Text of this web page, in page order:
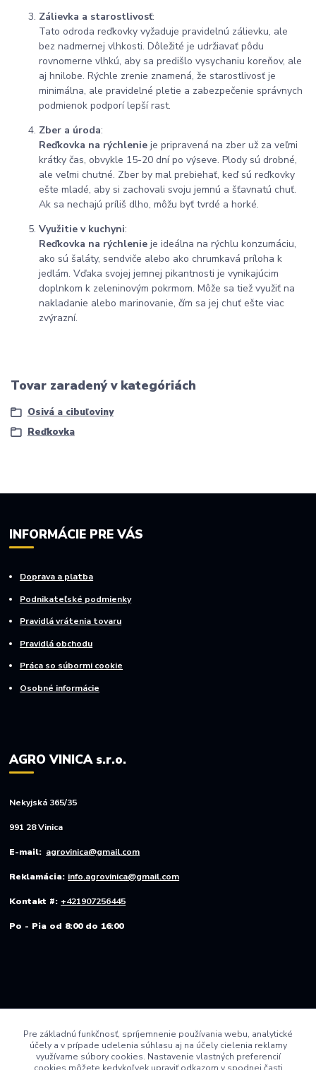
Zálievka a starostlivosť:
Tato odroda reďkovky vyžaduje pravidelnú zálievku, ale
bez nadmernej vlhkosti. Dôležité je udržiavať pôdu
rovnomerne vlhkú, aby sa predišlo vysychaniu koreňov, ale
aj hnilobe. Rýchle zrenie znamená, že starostlivosť je
minimálna, ale pravidelné pletie a zabezpečenie správnych
podmienok podporí lepší rast.
Zber a úroda:
Reďkovka na rýchlenie je pripravená na zber už za veľmi
krátky čas, obvykle 15-20 dní po výseve. Plody sú drobné,
ale veľmi chutné. Zber by mal prebiehať, keď sú reďkovky
ešte mladé, aby si zachovali svoju jemnú a šťavnatú chuť.
Ak sa nechajú príliš dlho, môžu byť tvrdé a horké.
Využitie v kuchyni:
Reďkovka na rýchlenie je ideálna na rýchlu konzumáciu,
ako sú šaláty, sendviče alebo ako chrumkavá príloha k
jedlám. Vďaka svojej jemnej pikantnosti je vynikajúcim
doplnkom k zeleninovým pokrmom. Môže sa tiež využiť na
nakladanie alebo marinovanie, čím sa jej chuť ešte viac
zvýrazní.
Tovar zaradený v kategóriách
Osivá a cibuľoviny
Reďkovka
INFORMÁCIE PRE VÁS
Doprava a platba
Podnikateľské podmienky
Pravidlá vrátenia tovaru
Pravidlá obchodu
Práca so súbormi cookie
Osobné informácie
AGRO VINICA s.r.o.
Nekyjská 365/35
991 28 Vinica
E-mail: agrovinica@gmail.com
Reklamácia: info.agrovinica@gmail.com
Kontakt #: +421907256445
Po - Pia od 8:00 do 16:00
Pre základnú funkčnosť, spríjemnenie používania webu, analytické
účely a v prípade udelenia súhlasu aj na účely cielenia reklamy
využívame súbory cookies. Nastavenie vlastných preferencií
cookies môžete kedykoľvek upraviť odkazom v spodnej časti